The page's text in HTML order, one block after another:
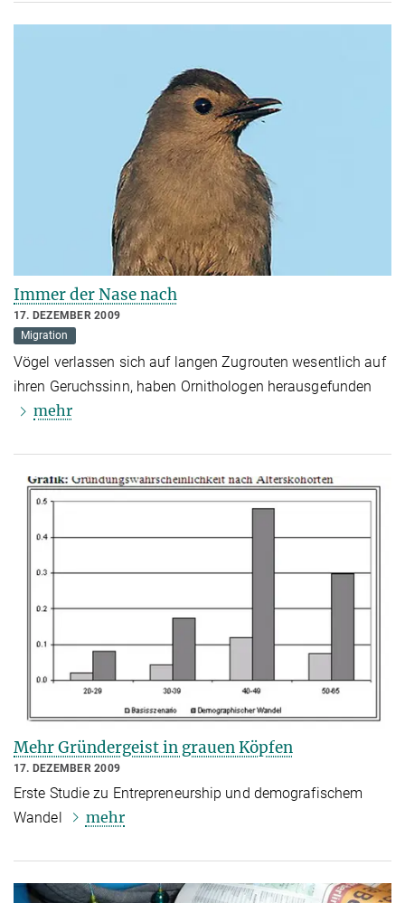
Immer der Nase nach
17. DEZEMBER 2009
Migration
Vögel verlassen sich auf langen Zugrouten wesentlich auf
ihren Geruchssinn, haben Ornithologen herausgefunden
mehr
Mehr Gründergeist in grauen Köpfen
17. DEZEMBER 2009
Erste Studie zu Entrepreneurship und demografischem
Wandel
mehr